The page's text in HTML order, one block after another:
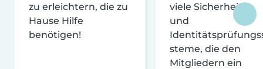
zu erleichtern, die zu
Hause Hilfe
benötigen!
viele Sicherheits-
und
steme, die den
Mitgliedern ein